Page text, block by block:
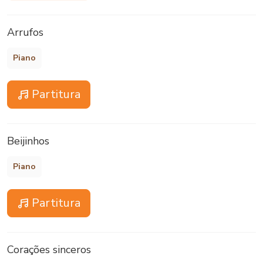
Arrufos
Piano
Partitura
Beijinhos
Piano
Partitura
Corações sinceros